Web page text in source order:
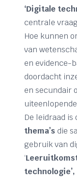
‘Digitale
centrale
Hoe kunnen
van
en evidence-
doordacht
en secundair
De leidraad is
thema’s die
gebruik van
‘